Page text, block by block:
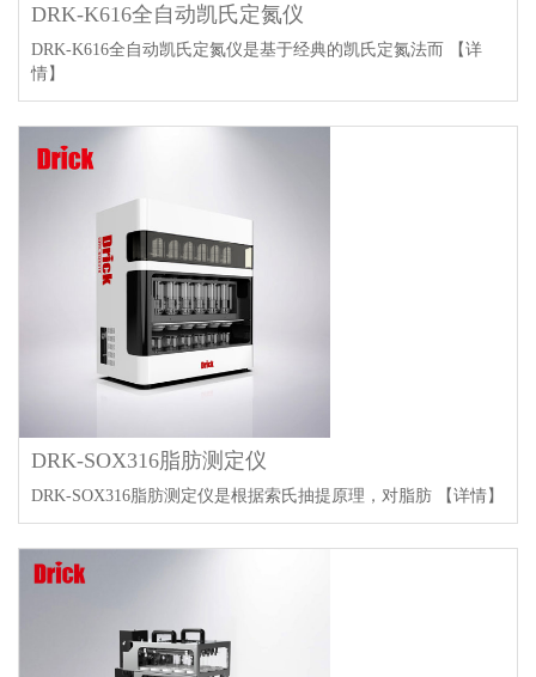
DRK-K616全自动凯氏定氮仪
DRK-K616全自动凯氏定氮仪是基于经典的凯氏定氮法而
【详
情】
DRK-SOX316脂肪测定仪
DRK-SOX316脂肪测定仪是根据索氏抽提原理，对脂肪 【详情】